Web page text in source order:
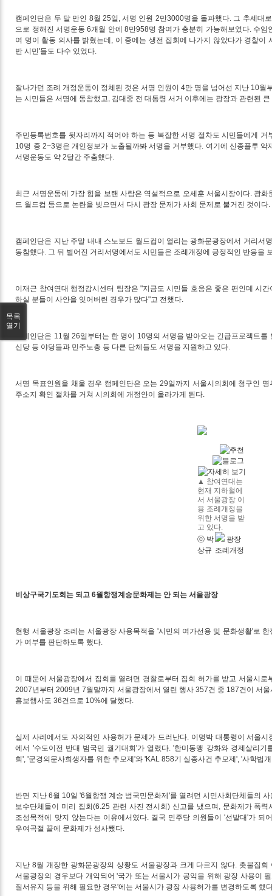
캠페인단은 두 달 만인 8월 25일, 서명 인원 2만3000명을 돌파했다. 그 추세대
으로 정해진 서명운동 6개월 안에 8만958명 참여가 충분히 가능해보였다. 수임
여 명이 활동 의사를 밝혔는데, 이 중에는 생전 집회에 나가지 않았다가 경찰이
반 시민'들도 다수 있었다.
잘나가던 조례 개정운동이 정체된 것은 서명 인원이 4만 명을 넘어선 지난 10월
는 시민들은 서명에 동참했고, 김대중 전 대통령 서거 이후에는 광장과 관련된
주민등록번호를 뒷자리까지 적어야 하는 등 복잡한 서명 절차도 시민들에게 거
10명 중 2~3명은 개인정보가 노출될까봐 서명을 거부했다. 여기에 신종플루 악
서명운동도 약 2달간 주춤했다.
최근 서명운동에 가장 힘을 보탠 사람은 역설적으로 오세훈 서울시장이다. 광
드 월드컵 등으로 논란을 빚으면서 다시 광장 문제가 사회 문제로 불거진 것이다.
캠페인단은 지난 주말 내내 스노보드 월드컵이 열리는 광화문광장에서 거리서
동참했다. 그 뒤 벌어진 거리서명에서도 시민들은 조례개정에 긍정적인 반응을
이재근 참여연대 행정감시센터 팀장은 "지금도 시민들 호응은 좋은 편인데 시
하실 분들이 사안을 잊어버린 경우가 많다"고 전했다.
캠페인단은 11월 26일부터는 한 명이 10명의 서명을 받아오는 긴급프로젝트
신당 등 야당들과 민주노총 등 다른 단체들도 서명을 지원하고 있다.
서명 목표인원을 채울 경우 캠페인단은 오는 29일까지 서울시의회에 청구인
주소지 확인 절차를 거쳐 시의회에 개정안이 올라가게 된다.
▲ 참여연대는
현재 지하철에
서 서울광장 이
용 조례개정을
위한 서명을 받
고 있다.
ⓒ 박
상규
광장
조례개정
비상구국기도회는 되고 6월항쟁계승문화제는 안 되는 서울광장
현행 서울광장 조례는 서울광장 사용목적을 '시민의 여가선용 및 문화생활'로
가 여부를 판단하도록 했다.
이 때문에 서울광장에서 집회를 열려면 경찰로부터 집회 허가를 받고 서울시로
2007년부터 2009년 7월말까지 서울광장에서 열린 행사 357건 중 187건이 서
홍보행사도 36건으로 10%에 달했다.
실제 사례에서도 자의적인 사용허가 문제가 드러난다. 이명박 대통령이 서울
에서 '수도이전 반대 범국민 궐기대회'가 열렸다. '한미동맹 강화와 경제살리기
회', '군경의문사희생자를 위한 추모제'와 'KAL 858기 실종사건 추모제', '사학법
반면 지난 6월 10일 '6월항쟁 계승 범국민문화제'를 열려던 시민사회단체들의
보수단체들이 미리 집회(6.25 관련 사진 전시회) 신고를 냈으며, 문화제가 폭
조성목적에 맞지 않는다는 이유에서였다. 결국 민주당 의원들이 '선발대'가 되
우여곡절 끝에 문화제가 성사됐다.
지난 8월 개장한 광화문광장의 상황도 서울광장과 크게 다르지 않다. 촛불집
서울광장의 경우보다 개악되어 '국가 또는 서울시가 공익을 위해 광장 사용이
질서유지 등을 위해 필요한 경우'에는 서울시가 광장 사용허가를 변경하도록 했
목록
열기